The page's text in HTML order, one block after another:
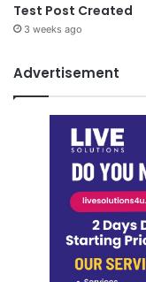
Test Post Created
3 weeks ago
Advertisement